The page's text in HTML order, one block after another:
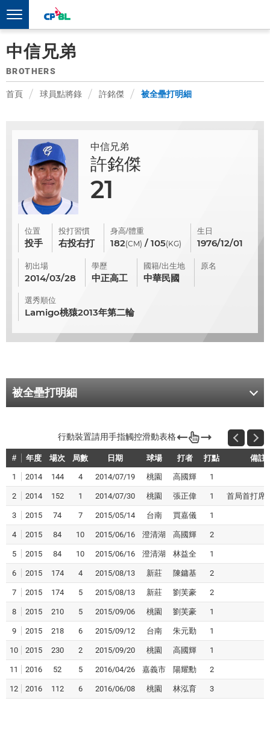
中信兄弟
BROTHERS
首頁 球員點將錄 許銘傑 被全壘打明細
中信兄弟
許銘傑
21
位置
投手
投打習慣
右投右打
身高/體重
182(CM) / 105(KG)
生日
1976/12/01
初出場
2014/03/28
學歷
中正高工
國籍/出生地
中華民國
原名
選秀順位
Lamigo桃猿2013年第二輪
被全壘打明細
# 年度 場次 局數 日期 球場 打者 打點 備註
1 2014 144 4 2014/07/19 桃園 高國輝 1
2 2014 152 1 2014/07/30 桃園 張正偉 1 首局首打席
3 2015 74 7 2015/05/14 台南 買嘉儀 1
4 2015 84 10 2015/06/16 澄清湖 高國輝 2
5 2015 84 10 2015/06/16 澄清湖 林益全 1
6 2015 174 4 2015/08/13 新莊 陳鏞基 2
7 2015 174 5 2015/08/13 新莊 劉芙豪 2
8 2015 210 5 2015/09/06 桃園 劉芙豪 1
9 2015 218 6 2015/09/12 台南 朱元勤 1
10 2015 230 2 2015/09/20 桃園 高國輝 1
11 2016 52 5 2016/04/26 嘉義市 陽耀勳 2
12 2016 112 6 2016/06/08 桃園 林泓育 3